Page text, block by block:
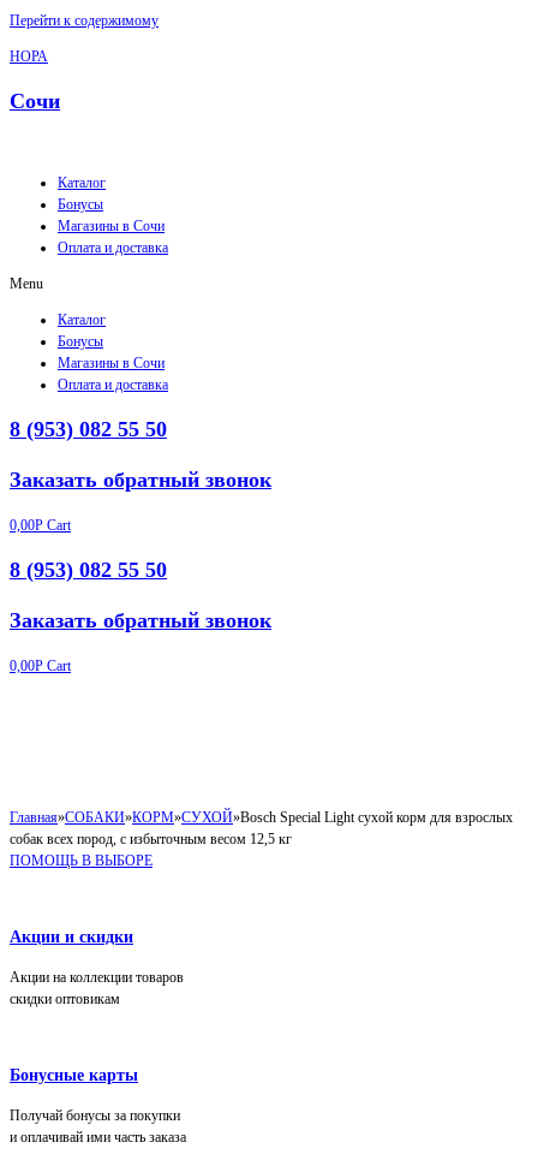
Перейти к содержимому
НОРА
Сочи
Каталог
Бонусы
Магазины в Сочи
Оплата и доставка
Menu
Каталог
Бонусы
Магазины в Сочи
Оплата и доставка
8 (953) 082 55 50
Заказать обратный звонок
0,00Р Cart
8 (953) 082 55 50
Заказать обратный звонок
0,00Р Cart
Главная»СОБАКИ»КОРМ»СУХОЙ»Bosch Special Light сухой корм для взрослых
собак всех пород, с избыточным весом 12,5 кг
ПОМОЩЬ В ВЫБОРЕ
Акции и скидки
Акции на коллекции товаров
скидки оптовикам
Бонусные карты
Получай бонусы за покупки
и оплачивай ими часть заказа